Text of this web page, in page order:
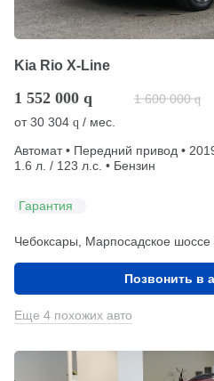
Kia Rio X-Line
1 552 000 q 1 600 000 q
от30 304 q / мес.
Автомат • Передний привод •
1.6 л. / 123 л.с. • Бензин
Гарантия
Чебоксары, Марпосадское
Позвонить в
Еще 4 похожих авто